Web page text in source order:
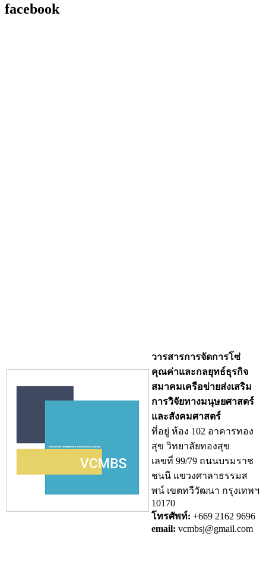
facebook
วารสารการจัดการโซ่
คุณค่าและกลยุทธ์ธุรกิจ
สมาคมเครือข่ายส่งเสริม
การวิจัยทางมนุษยศาสตร์
และสังคมศาสตร์
ที่อยู่ ห้อง 102 อาคารทอง
สุข วิทยาลัยทองสุข
เลขที่ 99/79 ถนนบรมราช
ชนนี แขวงศาลาธรรมส
พน์ เขตทวีวัฒนา กรุงเทพฯ
10170
โทรศัพท์: +669 2162 9696
email: vcmbsj@gmail.com